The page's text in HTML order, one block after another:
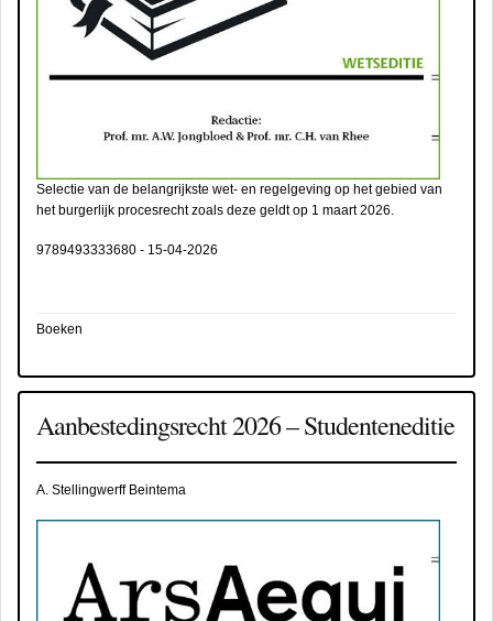
Selectie van de belangrijkste wet- en regelgeving op het gebied van
het burgerlijk procesrecht zoals deze geldt op 1 maart 2026.
9789493333680 - 15-04-2026
Boeken
Aanbestedingsrecht 2026 – Studenteneditie
A. Stellingwerff Beintema